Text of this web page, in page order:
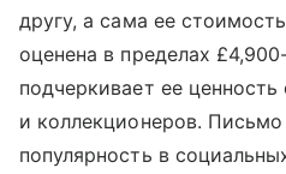
другу, а сама ее
оценена в пределах
подчеркивает ее
и коллекционеров.
популярность в